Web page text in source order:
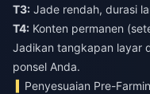
T3: Jade rendah, durasi
T4: Konten permanen
Jadikan tangkapan layar
ponsel Anda.
Penyesuaian Pre-